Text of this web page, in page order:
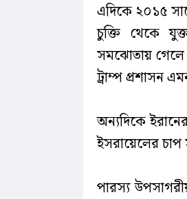
এদিকে ২০১৫
চুক্তি থেকে
সমঝোতায় গেলে
ট্রাম্প প্রশাসন
অন্যদিকে
ইসরায়েলের চাপ
পারস্য